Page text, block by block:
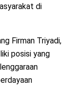
di
Firman Triyadi,
posisi yang